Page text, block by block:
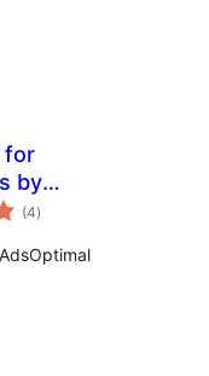
for
by
(4कुल
रेटिङ्गहरू
)